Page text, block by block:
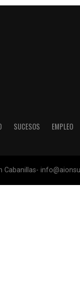
SUCESOS EMPLEO
Cabanillas-